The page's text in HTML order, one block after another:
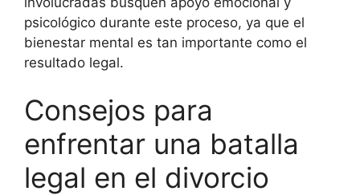
psicológico durante este proceso, ya que el
bienestar mental es tan importante como el
resultado legal.
Consejos para
enfrentar una batalla
legal en el divorcio